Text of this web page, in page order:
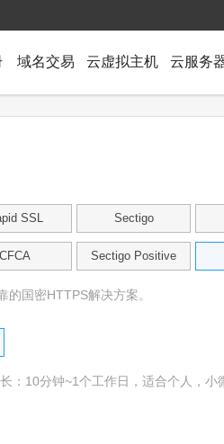
云服务
云虚拟主机
域名交易
SSL Sectigo
CFCA Sectigo Positive
国密HTTPS解决方案。
：10分钟~1个工作日，适合个人，小